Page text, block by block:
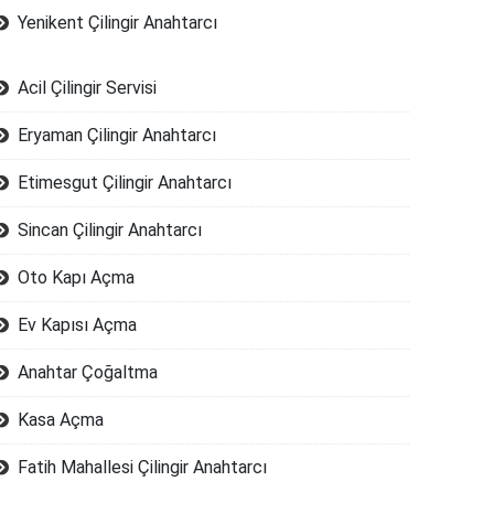
Yenikent Çilingir Anahtarcı
Acil Çilingir Servisi
Eryaman Çilingir Anahtarcı
Etimesgut Çilingir Anahtarcı
Sincan Çilingir Anahtarcı
Oto Kapı Açma
Ev Kapısı Açma
Anahtar Çoğaltma
Kasa Açma
Fatih Mahallesi Çilingir Anahtarcı